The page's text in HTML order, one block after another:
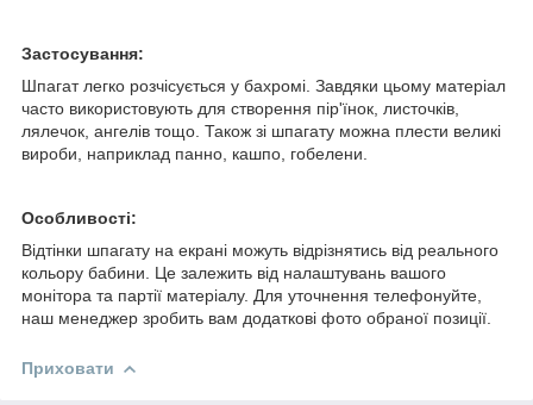
Застосування:
Шпагат легко розчісується у бахромі. Завдяки цьому матеріал
часто використовують для створення пір'їнок, листочків,
лялечок, ангелів тощо. Також зі шпагату можна плести великі
вироби, наприклад панно, кашпо, гобелени.
Особливості:
Відтінки шпагату на екрані можуть відрізнятись від реального
кольору бабини. Це залежить від налаштувань вашого
монітора та партії матеріалу. Для уточнення телефонуйте,
наш менеджер зробить вам додаткові фото обраної позиції.
Приховати